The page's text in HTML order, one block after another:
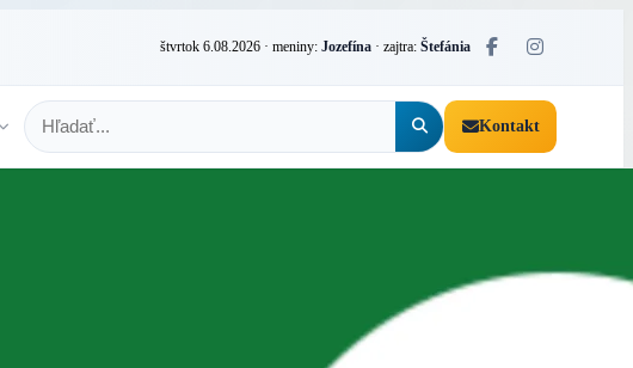
štvrtok 6.08.2026 · meniny: Jozefína · zajtra: Štefánia
Kontakt